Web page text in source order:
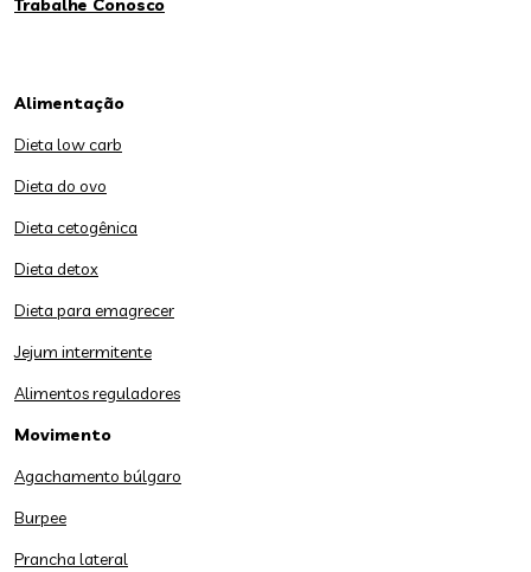
Trabalhe Conosco
Alimentação
Dieta low carb
Dieta do ovo
Dieta cetogênica
Dieta detox
Dieta para emagrecer
Jejum intermitente
Alimentos reguladores
Movimento
Agachamento búlgaro
Burpee
Prancha lateral